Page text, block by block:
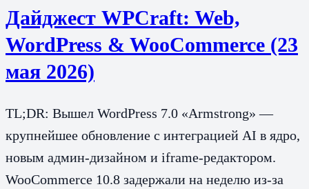
Дайджест WPCraft: Web,
WordPress & WooCommerce (23
мая 2026)
TL;DR: Вышел WordPress 7.0 «Armstrong» —
крупнейшее обновление с интеграцией AI в ядро,
новым админ-дизайном и iframe-редактором.
WooCommerce 10.8 задержали на неделю из-за